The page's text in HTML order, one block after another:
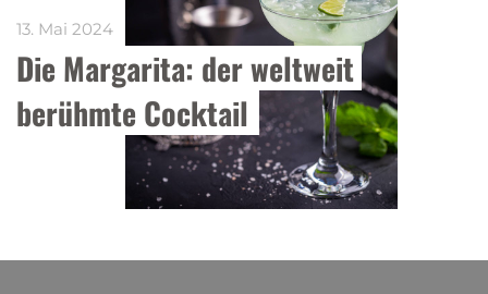
Die Margarita: der weltweit
berühmte Cocktail
13. Mai 2024